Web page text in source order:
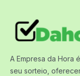
A Empresa da Hora
seu sorteio,